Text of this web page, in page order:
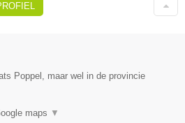
Poppel, maar wel in de provincie
maps ▼